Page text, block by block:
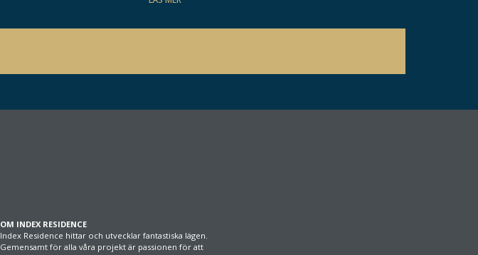
OM INDEX RESIDENCE
Index Residence hittar och utvecklar fantastiska lägen.
Gemensamt för alla våra projekt är passionen för att